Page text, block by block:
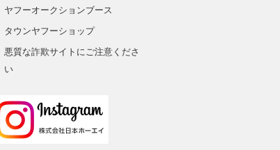
ヤフーオークションブース
タウンヤフーショップ
悪質な詐欺サイトにご注意くださ
い